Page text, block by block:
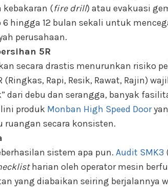
kebakaran (fire drill) atau evakuasi
hingga 12 bulan sekali untuk
perusahaan.
5R
secara drastis menurunkan risiko
(Ringkas, Rapi, Resik, Rawat, Rajin)
dari debu dan serangga, banyak
produk Monban High Speed Door
secara konsisten.
sistem apa pun. Audit SMK3
harian oleh operator mesin
yang diabaikan seiring berjalannya